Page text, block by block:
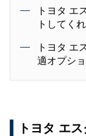
トヨタ エ
トしてく
トヨタ エ
適オプシ
トヨタ エ